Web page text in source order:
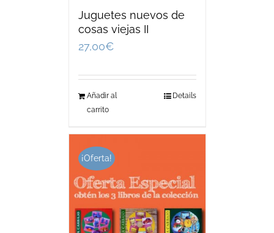
Juguetes nuevos de
cosas viejas II
27,00€
Añadir al
carrito
Details
¡Oferta!